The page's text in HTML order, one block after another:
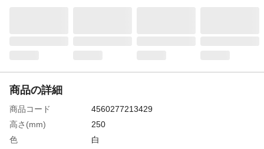
商品の詳細
商品コード
4560277213429
高さ(mm)
250
色
白